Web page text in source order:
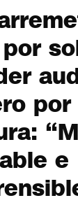
por
e